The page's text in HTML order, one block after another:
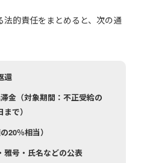
的責任をまとめると、次の通
還
金（対象期間：不正受給の
で）
20％相当）
雅号・氏名などの公表